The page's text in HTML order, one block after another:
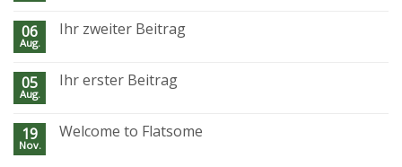
06
Aug.
Ihr zweiter Beitrag
05
Aug.
Ihr erster Beitrag
19
Nov.
Welcome to Flatsome